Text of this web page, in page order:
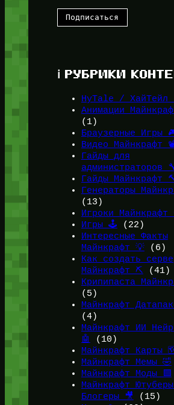
ℹ️ РУБРИКИ
HyTale / ХайТейл
Анимации
(1)
Браузерные Игры
Видео Майнкрафт
Гайды для
администраторов
Гайды Майнкрафт
Генераторы
(13)
Игроки Майнкрафт
Игры 🕹️ (22)
Интересные Факты
Майнкрафт 💡(6)
Как создать
Майнкрафт ⛏️ (41)
Крипипаста
(5)
Майнкрафт
(4)
Майнкрафт ИИ
🤖
(10)
Майнкрафт Карты
Майнкрафт Мемы 🤣
Майнкрафт Моды 🟩
Майнкрафт
Блогеры 🎥
(15)